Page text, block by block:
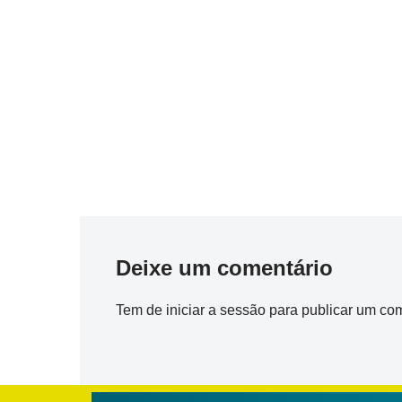
Deixe um comentário
Tem de iniciar a sessão para publicar um